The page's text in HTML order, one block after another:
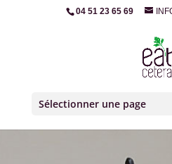
04 51 23 65 69
Sélectionner une page